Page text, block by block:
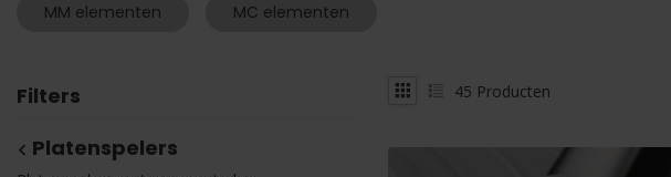
MM elementen MC elementen
Filters
Platenspelers
45 Producten